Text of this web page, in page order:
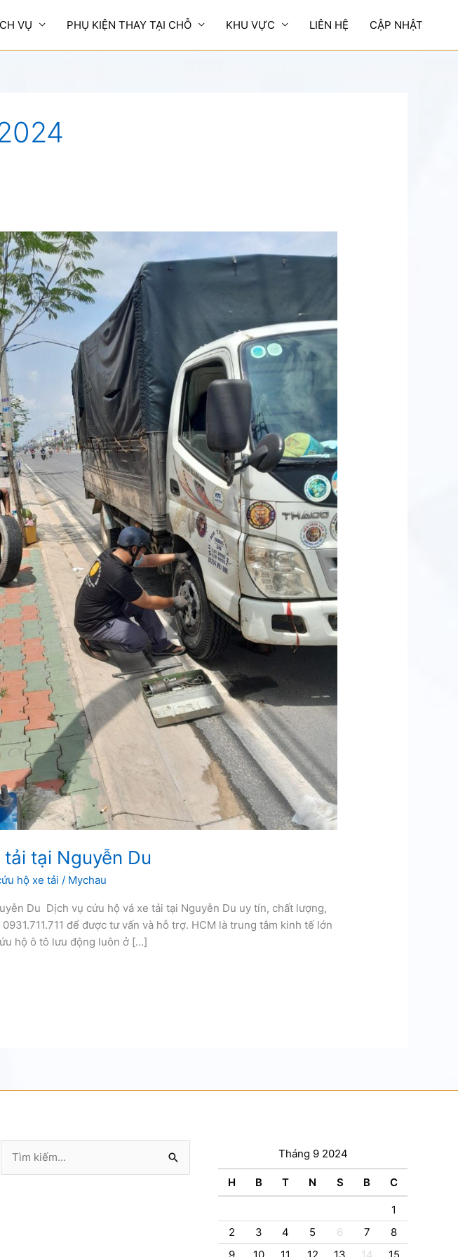
VỤ PHỤ KIỆN THAY TẠI CHỖ KHU VỰC LIÊN HỆ CẬP NHẬT
tại Nguyễn Du
hộ xe tải / Mychau
Du Dịch vụ cứu hộ vá xe tải tại Nguyễn Du uy tín, chất lượng,
để được tư vấn và hỗ trợ. HCM là trung tâm kinh tế lớn
hộ ô tô lưu động luôn ở […]
kiếm:
Tháng 9 2024
H B T N S B C
1
2
3 4 5 6 7
8
9
10 11 12 13 14 15